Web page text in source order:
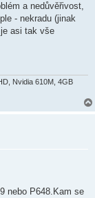
a nedůvěřivost,
- nekradu (jinak
asi tak vše
Nvidia 610M, 4GB
nebo P648.Kam se